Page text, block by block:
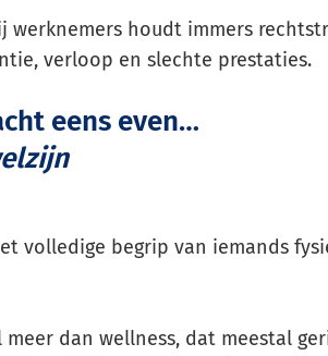
werknemers houdt immers
verloop en slechte prestaties.
eens even…
volledige begrip van iemands
meer dan wellness, dat meestal